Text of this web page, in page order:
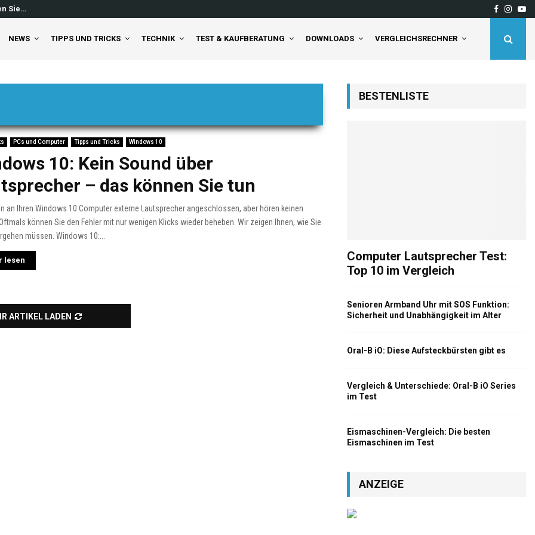
Sie… Tineco Floor One S5 Pro
Facebook
NEWS TIPPS UND TRICKS TECHNIK TEST & KAUFBERATUNG DOWNLOADS VERGLEICHSRECHNER
PCs und Computer Tipps und Tricks Windows 10
10: Kein Sound über
– das können Sie tun
an Ihren Windows 10 Computer externe Lautsprecher angeschlossen, aber hören keinen
können Sie den Fehler mit nur wenigen Klicks wieder beheben. Wir zeigen Ihnen, wie Sie
müssen. Windows 10:...
lesen
ARTIKEL LADEN
BESTENLISTE
Computer Lautsprecher Test:
Top 10 im Vergleich
Senioren Armband Uhr mit SOS Funktion:
Sicherheit und Unabhängigkeit im Alter
Oral-B iO: Diese Aufsteckbürsten gibt es
Vergleich & Unterschiede: Oral-B iO Series
im Test
Eismaschinen-Vergleich: Die besten
Eismaschinen im Test
ANZEIGE